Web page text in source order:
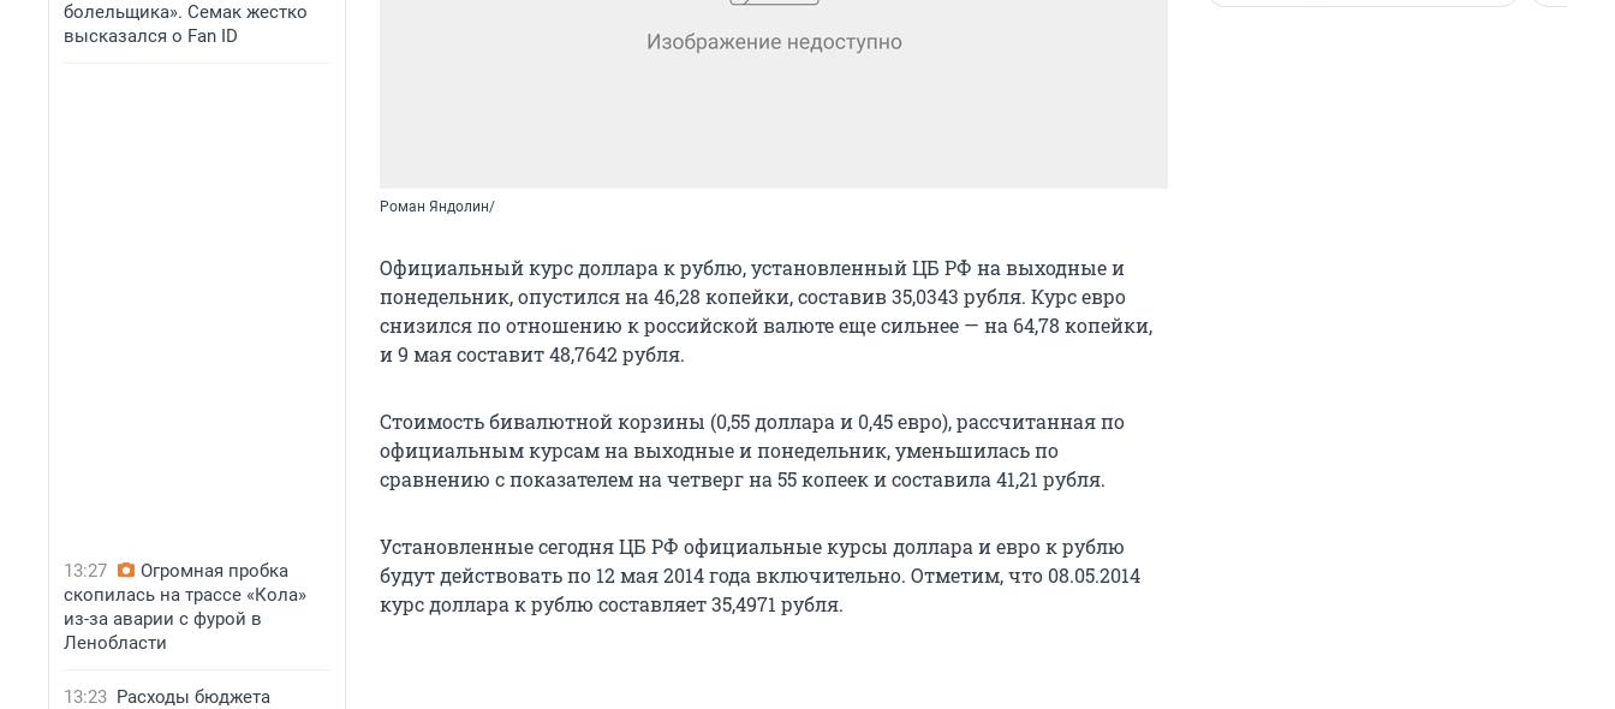
болельщика». Семак жестко
высказался о Fan ID
13:27
Огромная пробка
скопилась на трассе «Кола»
из-за аварии с фурой в
Ленобласти
13:23 Расходы бюджета
Роман Яндолин/
Официальный курс доллара к рублю, установленный ЦБ РФ на выходные и
понедельник, опустился на 46,28 копейки, составив 35,0343 рубля. Курс евро
снизился по отношению к российской валюте еще сильнее — на 64,78 копейки,
и 9 мая составит 48,7642 рубля.
Стоимость бивалютной корзины (0,55 доллара и 0,45 евро), рассчитанная по
официальным курсам на выходные и понедельник, уменьшилась по
сравнению с показателем на четверг на 55 копеек и составила 41,21 рубля.
Установленные сегодня ЦБ РФ официальные курсы доллара и евро к рублю
будут действовать по 12 мая 2014 года включительно. Отметим, что 08.05.2014
курс доллара к рублю составляет 35,4971 рубля.